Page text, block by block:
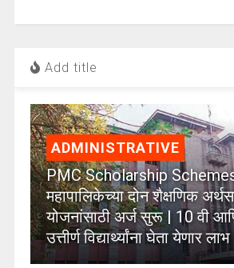
Add title
ADMINISTRATIVE
PMC Scholarship
महापालिकेच्या दोन शैक्षणिक
योजनांसाठी अर्ज सुरू | 10 वी
उत्तीर्ण विद्यार्थ्यांना घेता येणार लाभ